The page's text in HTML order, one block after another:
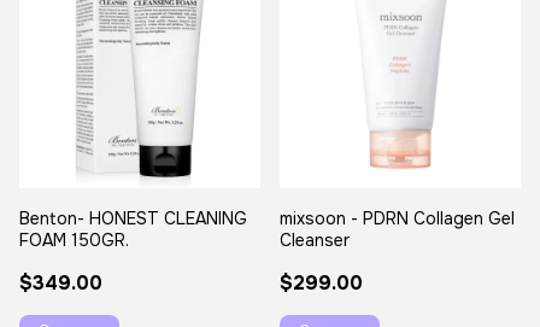
Benton- HONEST CLEANING
FOAM 150GR.
$349.00
mixsoon - PDRN Collagen Gel
Cleanser
$299.00